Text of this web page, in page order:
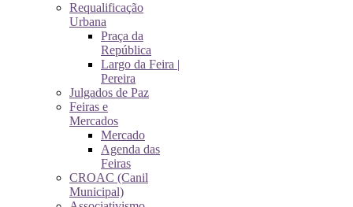
Requalificação
Urbana
Praça da
República
Largo da Feira |
Pereira
Julgados de Paz
Feiras e
Mercados
Mercado
Agenda das
Feiras
CROAC (Canil
Municipal)